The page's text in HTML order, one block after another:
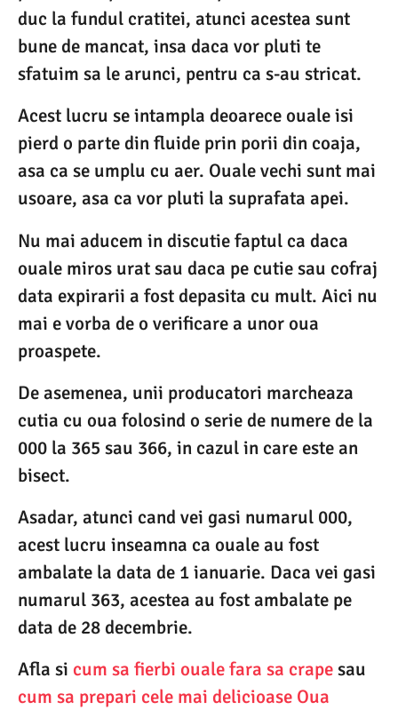
duc la fundul cratitei, atunci acestea sunt
bune de mancat, insa daca vor pluti te
sfatuim sa le arunci, pentru ca s-au stricat.
Acest lucru se intampla deoarece ouale isi
pierd o parte din fluide prin porii din coaja,
asa ca se umplu cu aer. Ouale vechi sunt mai
usoare, asa ca vor pluti la suprafata apei.
Nu mai aducem in discutie faptul ca daca
ouale miros urat sau daca pe cutie sau cofraj
data expirarii a fost depasita cu mult. Aici nu
mai e vorba de o verificare a unor oua
proaspete.
De asemenea, unii producatori marcheaza
cutia cu oua folosind o serie de numere de la
000 la 365 sau 366, in cazul in care este an
bisect.
Asadar, atunci cand vei gasi numarul 000,
acest lucru inseamna ca ouale au fost
ambalate la data de 1 ianuarie. Daca vei gasi
numarul 363, acestea au fost ambalate pe
data de 28 decembrie.
Afla si cum sa fierbi ouale fara sa crapesau
cum sa prepari cele mai delicioase Oua